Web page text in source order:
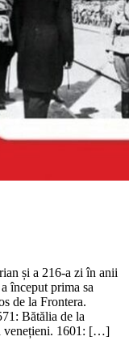
și a 216-a zi în anii
început prima sa
de la Frontera.
Bătălia de la
venețieni. 1601: […]